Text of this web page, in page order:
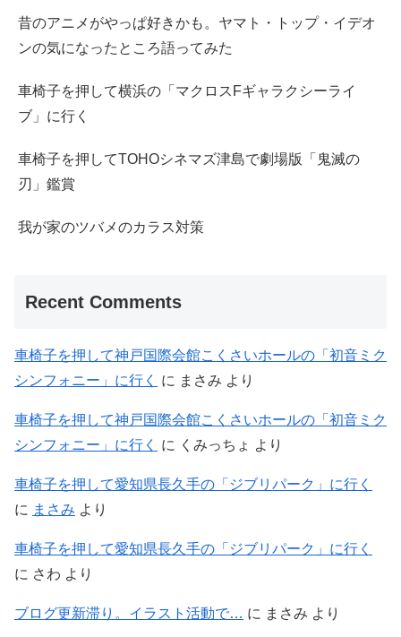
昔のアニメがやっぱ好きかも。ヤマト・トップ・イデオ
ンの気になったところ語ってみた
車椅子を押して横浜の「マクロスFギャラクシーライ
ブ」に行く
車椅子を押してTOHOシネマズ津島で劇場版「鬼滅の
刃」鑑賞
我が家のツバメのカラス対策
Recent Comments
車椅子を押して神戸国際会館こくさいホールの「初音ミク
シンフォニー」に行く
に まさみ より
車椅子を押して神戸国際会館こくさいホールの「初音ミク
シンフォニー」に行く
に くみっちょ より
車椅子を押して愛知県長久手の「ジブリパーク」に行く
に まさみ より
車椅子を押して愛知県長久手の「ジブリパーク」に行く
に さわ より
ブログ更新滞り。イラスト活動で… に まさみ より